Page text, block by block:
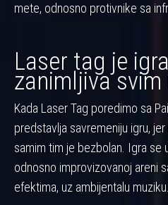
mete, odnosno protivnike sa
Laser tag je
zanimljiva
Kada Laser Tag poredimo sa
predstavlja savremeniju igru,
samim tim je bezbolan. Igra se
odnosno improvizovanoj areni
efektima, uz ambijentalu muziku.